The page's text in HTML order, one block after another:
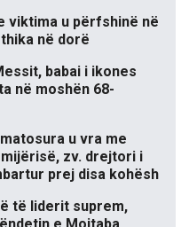
viktima u përfshinë në
në dorë
babai i ikones
në moshën 68-
u vra me
zv. drejtori i
prej disa kohësh
të liderit suprem,